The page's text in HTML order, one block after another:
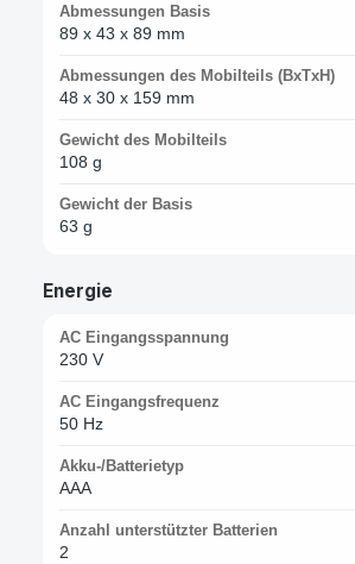
Abmessungen Basis
89 x 43 x 89 mm
Abmessungen des Mobilteils (BxTxH)
48 x 30 x 159 mm
Gewicht des Mobilteils
108 g
Gewicht der Basis
63 g
Energie
AC Eingangsspannung
230 V
AC Eingangsfrequenz
50 Hz
Akku-/Batterietyp
AAA
Anzahl unterstützter Batterien
2